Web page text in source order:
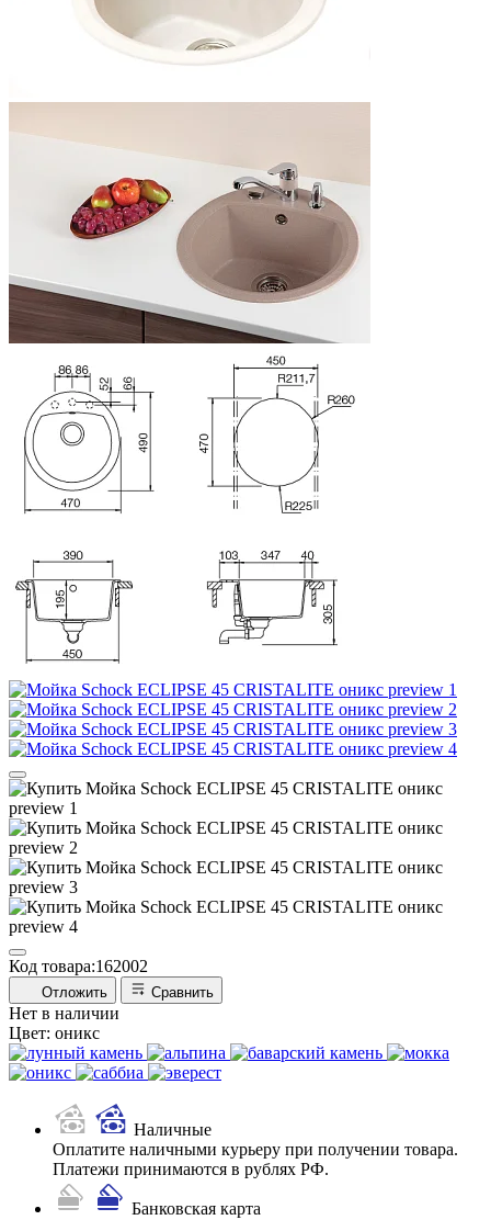
Код товара:162002
Отложить Сравнить
Нет в наличии
Цвет: оникс
Наличные
Оплатите наличными курьеру при получении товара.
Платежи принимаются в рублях РФ.
Банковская карта